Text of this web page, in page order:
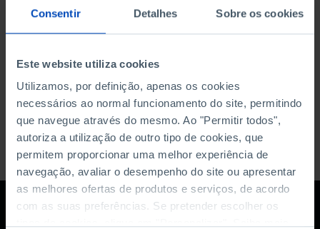
Consentir Detalhes Sobre os cookies
Este website utiliza cookies
Utilizamos, por definição, apenas os cookies
necessários ao normal funcionamento do site, permitindo
que navegue através do mesmo. Ao "Permitir todos",
autoriza a utilização de outro tipo de cookies, que
permitem proporcionar uma melhor experiência de
navegação, avaliar o desempenho do site ou apresentar
as melhores ofertas de produtos e serviços, de acordo
com as suas preferências. Se pretender escolher os
DATA DE FIM